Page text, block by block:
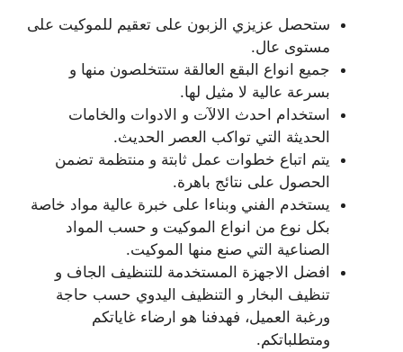
ستحصل عزيزي الزبون على تعقيم للموكيت على
مستوى عال.
جميع انواع البقع العالقة ستتخلصون منها و
بسرعة عالية لا مثيل لها.
استخدام احدث الالآت و الادوات والخامات
الحديثة التي تواكب العصر الحديث.
يتم اتباع خطوات عمل ثابتة و منتظمة تضمن
الحصول على نتائج باهرة.
يستخدم الفني وبناءا على خبرة عالية مواد خاصة
بكل نوع من انواع الموكيت و حسب المواد
الصناعية التي صنع منها الموكيت.
افضل الاجهزة المستخدمة للتنظيف الجاف و
تنظيف البخار و التنظيف اليدوي حسب حاجة
ورغبة العميل، فهدفنا هو ارضاء غاياتكم
ومتطلباتكم.